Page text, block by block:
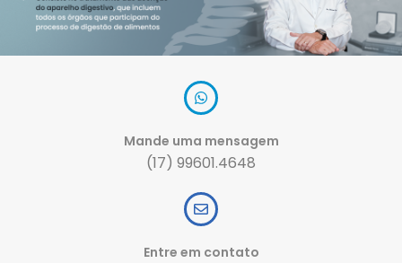
Mande uma mensagem
(17) 99601.4648
Entre em contato